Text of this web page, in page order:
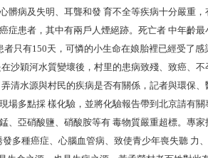
髒病及失明、耳聾和發 育不全等疾病十分嚴重，
症患者，其中有兩戶人煙絕跡。死亡者 中年齡最
者只有150天，可憐的小生命在娘胎裡已經受了感
沙穎河水質變壞後，村里的患病致殘、致癌、不
清水源與村民的疾病是否有關係，記者與環保、
場多點採 樣化驗，並將化驗報告帶到北京請有關
、亞硝酸鹽、硝酸胺等有 毒物質嚴重超標。專家
多種癌症、心腦血管病、致使青少年喪失聽 力